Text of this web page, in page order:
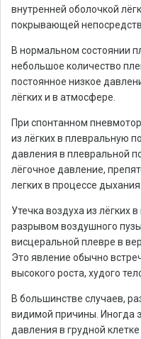
внутренней оболочкой
покрывающей
В нормальном состоянии
небольшое количество
постоянное низкое
лёгких и в атмосфере.
При спонтанном
из лёгких в плевральную
давления в плевральной
лёгочное давление,
легких в процессе дыхания.
Утечка воздуха из лёгких
разрывом воздушного
висцеральной плевре в
Это явление обычно
высокого роста, худого
В большинстве случаев,
видимой причины. Иногда
давления в грудной